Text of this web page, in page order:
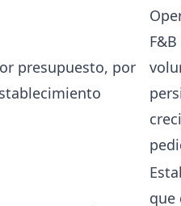
presupuesto, por
que